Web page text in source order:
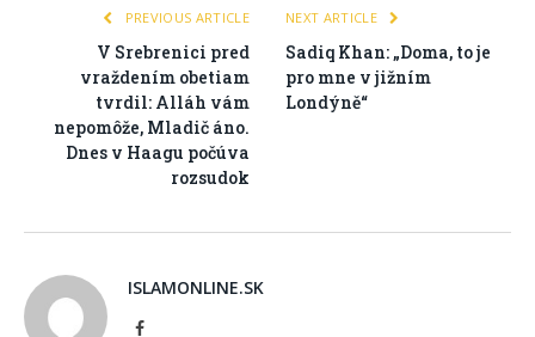
PREVIOUS ARTICLE
V Srebrenici pred
vraždením obetiam
tvrdil: Alláh vám
nepomôže, Mladič áno.
Dnes v Haagu počúva
rozsudok
NEXT ARTICLE
Sadiq Khan: „Doma, to je
pro mne v jižním
Londýně“
ISLAMONLINE.SK
Facebook